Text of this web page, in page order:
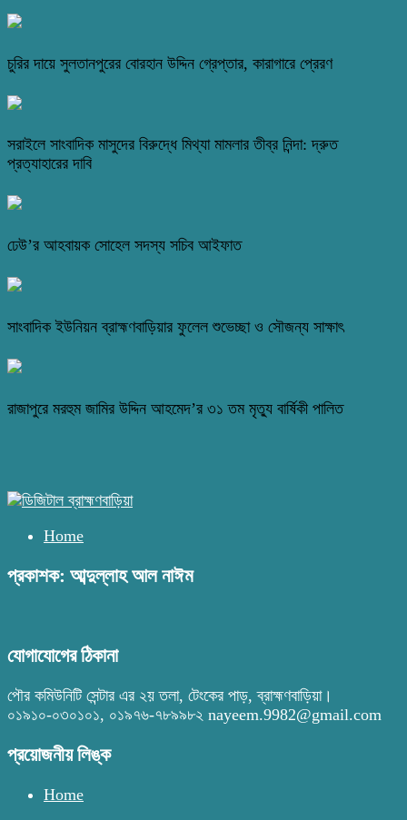
চুরির দায়ে সুলতানপুরের বোরহান উদ্দিন গ্রেপ্তার, কারাগারে প্রেরণ
সরাইলে সাংবাদিক মাসুদের বিরুদ্ধে মিথ্যা মামলার তীব্র নিন্দা: দ্রুত
প্রত্যাহারের দাবি
ঢেউ’র আহবায়ক সোহেল সদস্য সচিব আইফাত
সাংবাদিক ইউনিয়ন ব্রাহ্মণবাড়িয়ার ফুলেল শুভেচ্ছা ও সৌজন্য সাক্ষাৎ
রাজাপুরে মরহুম জামির উদ্দিন আহমেদ’র ৩১ তম মৃত্যু বার্ষিকী পালিত
Home
প্রকাশক: আব্দুল্লাহ আল নাঈম
যোগাযোগের ঠিকানা
পৌর কমিউনিটি সেন্টার এর ২য় তলা, টেংকের পাড়, ব্রাহ্মণবাড়িয়া।
০১৯১০-০৩০১০১, ০১৯৭৬-৭৮৯৯৮২ nayeem.9982@gmail.com
প্রয়োজনীয় লিঙ্ক
Home